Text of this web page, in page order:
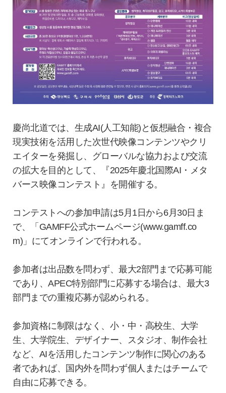
慶尚北道では、生成AI(人工知能)と仮想融合・複合
現実技術を活用した次世代映像コンテンツやクリ
エイターを発掘し、グローバルな協力および交流
の拡大を目的として、『2025年慶北国際AI・メタ
バース映像コンテスト』を開催する。
コンテストへの参加申請は5月1日から6月30日ま
で、「GAMFF公式ホームページ(www.gamff.co
m)」にてオンラインで行われる。
参加者は出品数を問わず、最大2部門まで応募可能
であり、APEC特別部門に応募する場合は、最大3
部門までの重複応募が認められる。
参加資格に制限はなく、小・中・高校生、大学
生、大学院生、デザイナー、スタジオ、制作会社
など、AIを活用したコンテンツ制作に関心のある
者であれば、国内外を問わず個人またはチームで
自由に応募できる。